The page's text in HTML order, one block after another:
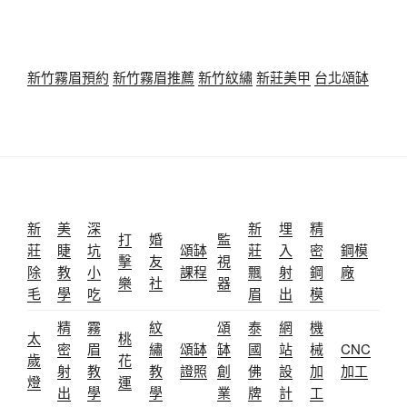
新竹霧眉預約 新竹霧眉推薦 新竹紋繡新莊美甲 台北頌缽
新
莊
除
毛
美
睫
教
學
深
坑
小
吃
打
擊
樂
婚
友
社
頌缽
課程
監
視
器
新
莊
飄
眉
埋
入
射
出
精
密
鋼
模
鋼模
廠
太
歲
燈
精
密
射
出
霧
眉
教
學
桃
花
運
紋
繡
教
學
頌缽
證照
頌
缽
創
業
泰
國
佛
牌
網
站
設
計
機
械
加
工
CNC
加工